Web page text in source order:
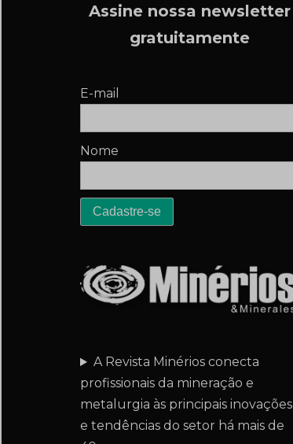
Assine nossa newsletter
gratuitamente
E-mail
Nome
A Revista Minérios conecta
profissionais da mineração e
metalurgia às principais inovações
e tendências do setor há mais de